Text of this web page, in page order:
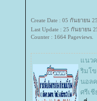
Create Date : 05 กันยายน
Last Update : 25 กันยายน
Counter : 1664 Pageviews.
นวค
ริมโข
นอล
ศรีเชี